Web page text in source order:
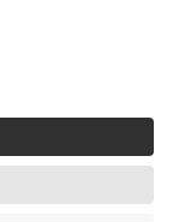
Bewertungen
künstlicher